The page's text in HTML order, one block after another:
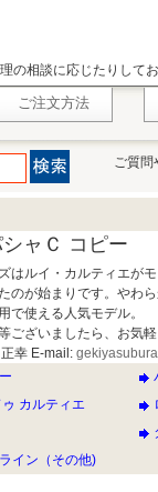
の相談に応じたりして
ご注文方法
ご質問
ャＣ コピー
はルイ・カルティエが
のが始まりです。やわ
で使える人気モデル。
ございましたら、お気
幸 E-mail:
カルティエ
イン（その他)